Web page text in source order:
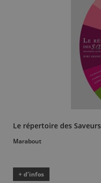
Le répertoire des Saveurs
Marabout
+ d’infos